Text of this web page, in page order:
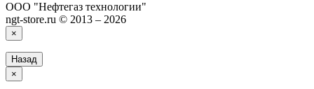
ООО "Нефтегаз технологии"
ngt-store.ru © 2013 – 2026
×
Назад
×